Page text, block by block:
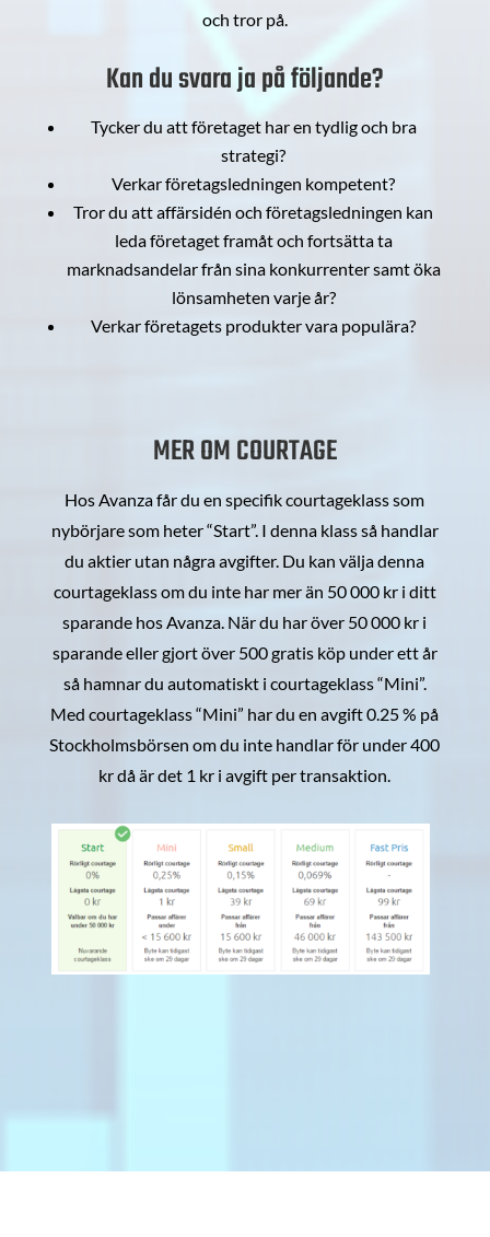
och tror på.
Kan du svara ja på följande?
Tycker du att företaget har en tydlig och bra
strategi?
Verkar företagsledningen kompetent?
Tror du att affärsidén och företagsledningen kan
leda företaget framåt och fortsätta ta
marknadsandelar från sina konkurrenter samt öka
lönsamheten varje år?
Verkar företagets produkter vara populära?
MER OM COURTAGE
Hos Avanza får du en specifik courtageklass som
nybörjare som heter “Start”. I denna klass så handlar
du aktier utan några avgifter. Du kan välja denna
courtageklass om du inte har mer än 50 000 kr i ditt
sparande hos Avanza. När du har över 50 000 kr i
sparande eller gjort över 500 gratis köp under ett år
så hamnar du automatiskt i courtageklass “Mini”.
Med courtageklass “Mini” har du en avgift 0.25 % på
Stockholmsbörsen om du inte handlar för under 400
kr då är det 1 kr i avgift per transaktion.